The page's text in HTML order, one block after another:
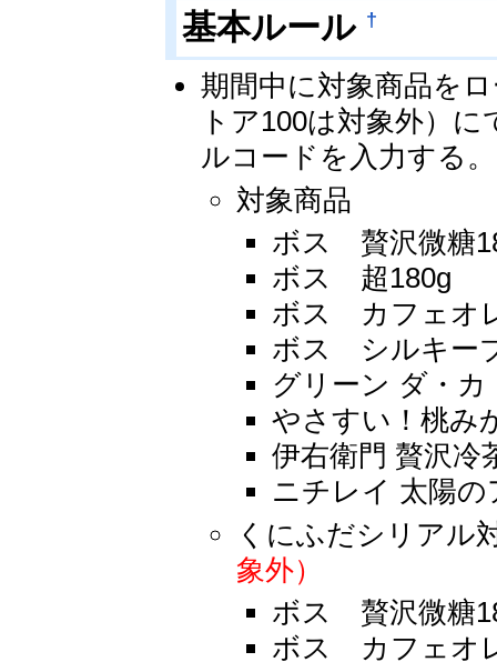
基本ルール †
期間中に対象商品を
トア100は対象外）
ルコードを入力する。
対象商品
ボス 贅沢微糖
ボス 超180g
ボス カフェオ
ボス シルキー
グリーン ダ・
やさすい！桃み
伊右衛門 贅沢冷
ニチレイ 太陽
くにふだシリア
象外）
ボス 贅沢微糖
ボス カフェオ